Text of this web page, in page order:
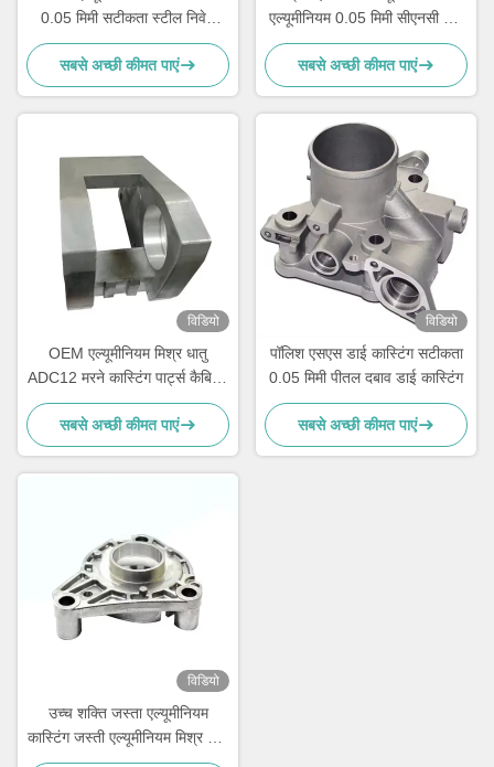
0.05 मिमी सटीकता स्टील निवेश
कास्टिंग
सबसे अच्छी कीमत पाएं
एल्यूमीनियम 0.05 मिमी सीएनसी धातु
मशीनिंग भागों
सबसे अच्छी कीमत पाएं
विडियो
OEM एल्यूमीनियम मिश्र धातु
ADC12 मरने कास्टिंग पार्ट्स कैबिनेट
मैग्नीशियम मिश्र धातु मरने कास्टिंग
सबसे अच्छी कीमत पाएं
विडियो
पॉलिश एसएस डाई कास्टिंग सटीकता
0.05 मिमी पीतल दबाव डाई कास्टिंग
सबसे अच्छी कीमत पाएं
विडियो
उच्च शक्ति जस्ता एल्यूमीनियम
कास्टिंग जस्ती एल्यूमीनियम मिश्र धातु
डाई कास्टिंग